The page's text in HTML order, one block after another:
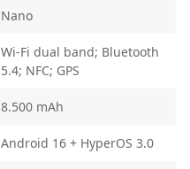
Nano
Wi-Fi dual band; Bluetooth
5.4; NFC; GPS
8.500 mAh
Android 16 + HyperOS 3.0